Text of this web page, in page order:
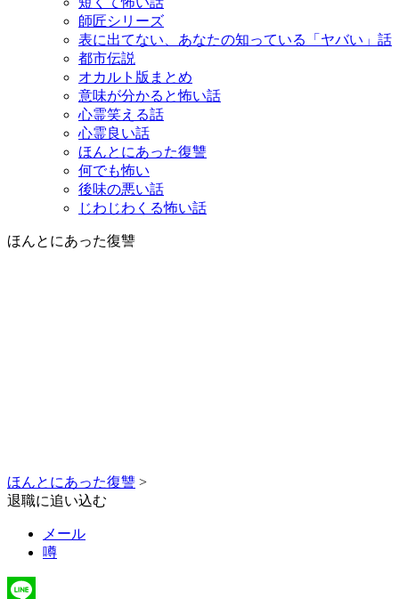
師匠シリーズ
表に出てない、あなたの知っている「ヤバい」話
都市伝説
オカルト版まとめ
意味が分かると怖い話
心霊笑える話
心霊良い話
ほんとにあった復讐
何でも怖い
後味の悪い話
じわじわくる怖い話
ほんとにあった復讐
ほんとにあった復讐 >
退職に追い込む
メール
噂